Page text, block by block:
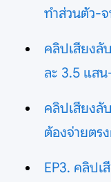
ทำส่วนตัว-
คลิปเสียงลั
ละ 3.5 แส
คลิปเสียงลั
ต้องจ่ายตร
EP3. คลิป